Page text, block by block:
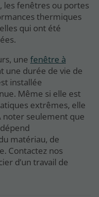
les fenêtres ou portes
thermiques
qui ont été
une fenêtre à
une durée de vie de
installée
Même si elle est
extrêmes, elle
noter seulement que
matériau, de
Contactez nos
d’un travail de